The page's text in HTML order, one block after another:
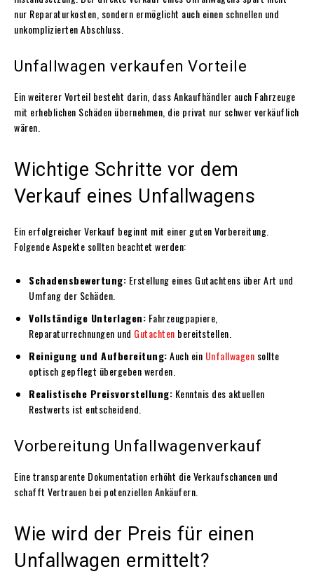
nur Reparaturkosten, sondern ermöglicht auch einen schnellen und
unkomplizierten Abschluss.
Unfallwagen verkaufen Vorteile
Ein weiterer Vorteil besteht darin, dass Ankaufhändler auch Fahrzeuge
mit erheblichen Schäden übernehmen, die privat nur schwer verkäuflich
wären.
Wichtige Schritte vor dem
Verkauf eines Unfallwagens
Ein erfolgreicher Verkauf beginnt mit einer guten Vorbereitung.
Folgende Aspekte sollten beachtet werden:
Schadensbewertung: Erstellung eines Gutachtens über Art und
Umfang der Schäden.
Vollständige Unterlagen: Fahrzeugpapiere,
Reparaturrechnungen und Gutachten bereitstellen.
Reinigung und Aufbereitung:Auch ein Unfallwagen sollte
optisch gepflegt übergeben werden.
Realistische Preisvorstellung: Kenntnis des aktuellen
Restwerts ist entscheidend.
Vorbereitung Unfallwagenverkauf
Eine transparente Dokumentation erhöht die Verkaufschancen und
schafft Vertrauen bei potenziellen Ankäufern.
Wie wird der Preis für einen
Unfallwagen ermittelt?